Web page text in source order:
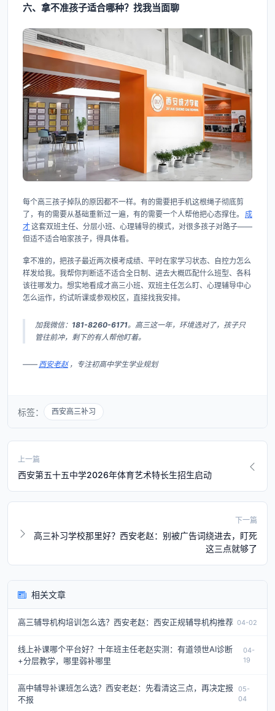
六、拿不准孩子适合哪种？找我当面聊
每个高三孩子掉队的原因都不一样。有的需要把手机这根绳子彻底剪
了，有的需要从基础重新过一遍，有的需要一个人帮他把心态撑住。
成
才这套双班主任、分层小班、心理辅导的模式，对很多孩子对路子——
但适不适合咱家孩子，得具体看。
拿不准的，把孩子最近两次模考成绩、平时在家学习状态、自控力怎么
样发给我。我帮你判断适不适合全日制、进去大概匹配什么班型、各科
该往哪发力。想实地看成才高三小班、双班主任怎么盯、心理辅导中心
怎么运作，约试听课或参观校区，直接找我安排。
加我微信： 181-8260-6171。高三这一年，环境选对了，孩子只
管往前冲，剩下的有人帮他盯着。
—— 西安老赵 ，专注初高中学生学业规划
标签： 西安高三补习
上一篇
西安第五十五中学2026年体育艺术特长生招生启动
下一篇
高三补习学校那里好？西安老赵：别被广告词绕进去，盯死
这三点就够了
相关文章
高三辅导机构培训怎么选？西安老赵：西安正规辅导机构推荐 04-02
线上补课哪个平台好？十年班主任老赵实测：有道领世AI诊断
+分层教学，哪里弱补哪里
04-
19
高中辅导补课班怎么选？西安老赵：先看清这三点，再决定报
不报
05-
04